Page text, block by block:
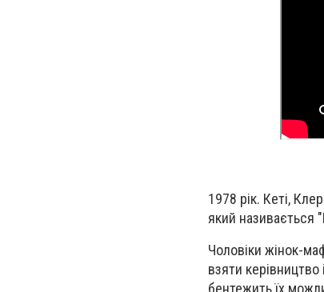
1978 рік. Кеті,
який називається
Чоловіки жінок-
взяти
бентежить їх